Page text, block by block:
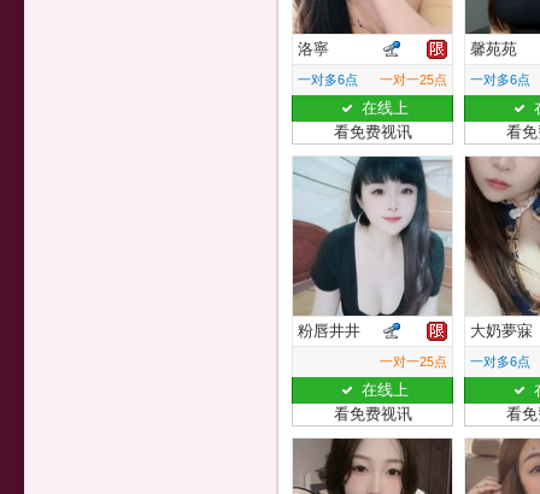
洛寧
一对多6点 一对一25点
在线上
看免费视讯
馨苑苑
一对多6点
看
粉唇井井
一对一25点
在线上
看免费视讯
大奶夢寐
一对多6点
看